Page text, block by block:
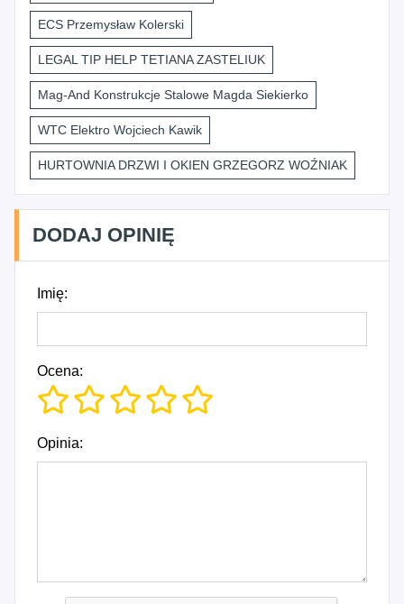
ECS Przemysław Kolerski
LEGAL TIP HELP TETIANA ZASTELIUK
Mag-And Konstrukcje Stalowe Magda Siekierko
WTC Elektro Wojciech Kawik
HURTOWNIA DRZWI I OKIEN GRZEGORZ WOŹNIAK
DODAJ OPINIĘ
Imię:
Ocena:
Opinia: